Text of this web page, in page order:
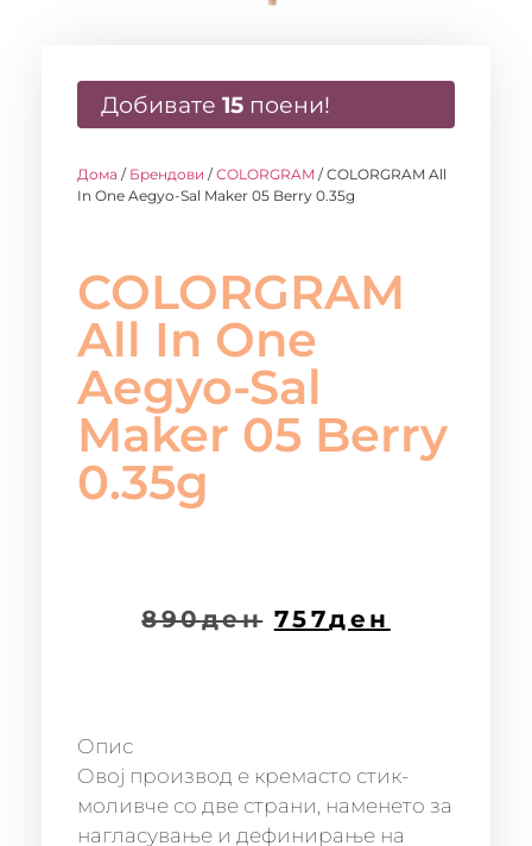
Добивате 15 поени!
Дома / Брендови /COLORGRAM / COLORGRAM All
In One Aegyo-Sal Maker 05 Berry 0.35g
COLORGRAM
All In One
Aegyo-Sal
Maker 05 Berry
0.35g
890ден 757ден
Опис
Овој производ е кремасто стик-
моливче со две страни, наменето за
нагласување и дефинирање на